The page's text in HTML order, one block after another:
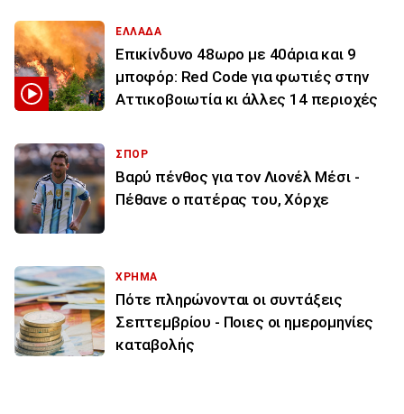
ΕΛΛΑΔΑ
Επικίνδυνο 48ωρο με 40άρια και 9
μποφόρ: Red Code για φωτιές στην
Αττικοβοιωτία κι άλλες 14 περιοχές
ΣΠΟΡ
Βαρύ πένθος για τον Λιονέλ Μέσι -
Πέθανε ο πατέρας του, Χόρχε
ΧΡΗΜΑ
Πότε πληρώνονται οι συντάξεις
Σεπτεμβρίου - Ποιες οι ημερομηνίες
καταβολής